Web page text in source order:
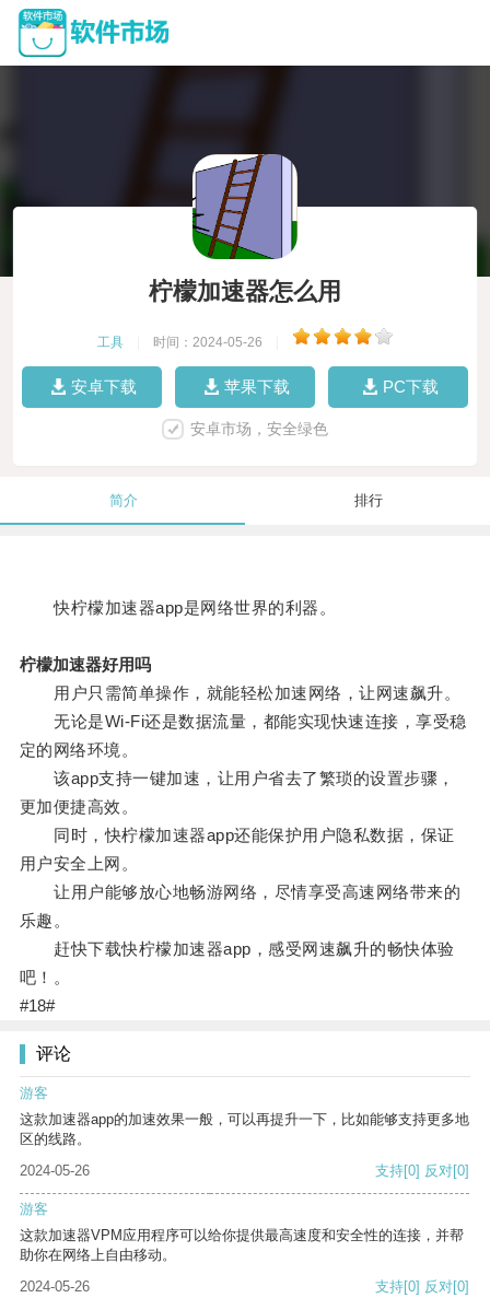
柠檬加速器怎么用
工具 时间：2024-05-26
安卓下载 苹果下载 PC下载
安卓市场，安全绿色
简介 排行
快柠檬加速器app是网络世界的利器。
柠檬加速器好用吗
用户只需简单操作，就能轻松加速网络，让网速飙升。
无论是Wi-Fi还是数据流量，都能实现快速连接，享受稳
定的网络环境。
该app支持一键加速，让用户省去了繁琐的设置步骤，
更加便捷高效。
同时，快柠檬加速器app还能保护用户隐私数据，保证
用户安全上网。
让用户能够放心地畅游网络，尽情享受高速网络带来的
乐趣。
赶快下载快柠檬加速器app，感受网速飙升的畅快体验
吧！。
#18#
评论
游客
这款加速器app的加速效果一般，可以再提升一下，比如能够支持更多地
区的线路。
2024-05-26
支持[0] 反对[0]
游客
这款加速器VPM应用程序可以给你提供最高速度和安全性的连接，并帮
助你在网络上自由移动。
2024-05-26
支持[0] 反对[0]